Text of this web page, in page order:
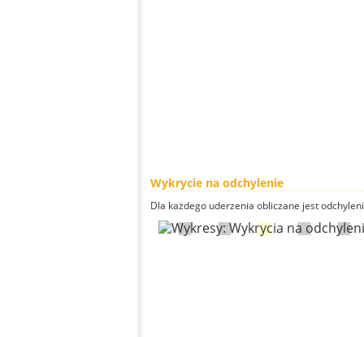
Wykrycie na odchylenie
Dla każdego uderzenia obliczane jest